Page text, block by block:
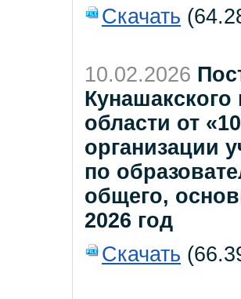
Скачать
10.02.2026
области от
организации
по
общего,
2026 год
Скачать